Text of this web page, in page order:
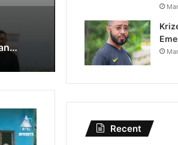
Lei Siberseguransa Ajuda Autoridade Polisiál Kaptura Autór Kriminozu ho Paradeiru Iha Estranjeiru
Recent